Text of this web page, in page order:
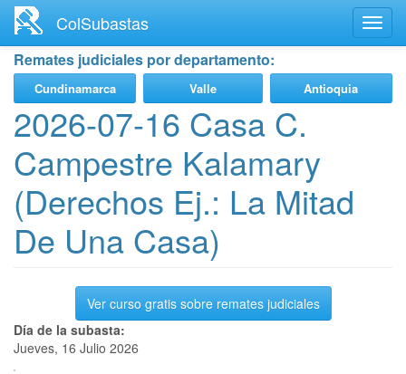
contenido
principal
ColSubastas
Remates judiciales por departamento:
Cundinamarca Valle Antioquia
2026-07-16 Casa C.
Campestre Kalamary
(Derechos Ej.: La Mitad
De Una Casa)
Ver curso gratis sobre remates judiciales
Día de la subasta:
Jueves, 16 Julio 2026